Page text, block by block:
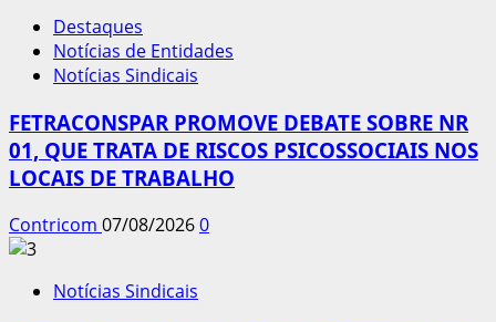
Destaques
Notícias de Entidades
Notícias Sindicais
FETRACONSPAR PROMOVE DEBATE SOBRE NR
01, QUE TRATA DE RISCOS PSICOSSOCIAIS NOS
LOCAIS DE TRABALHO
Contricom 07/08/20260
Notícias Sindicais